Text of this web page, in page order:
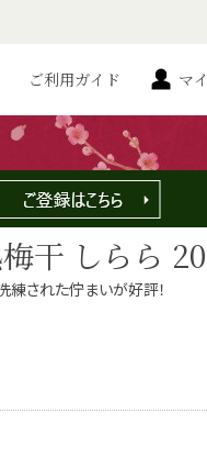
ご利用ガイド マ
練された佇まいが好評！
干 しらら